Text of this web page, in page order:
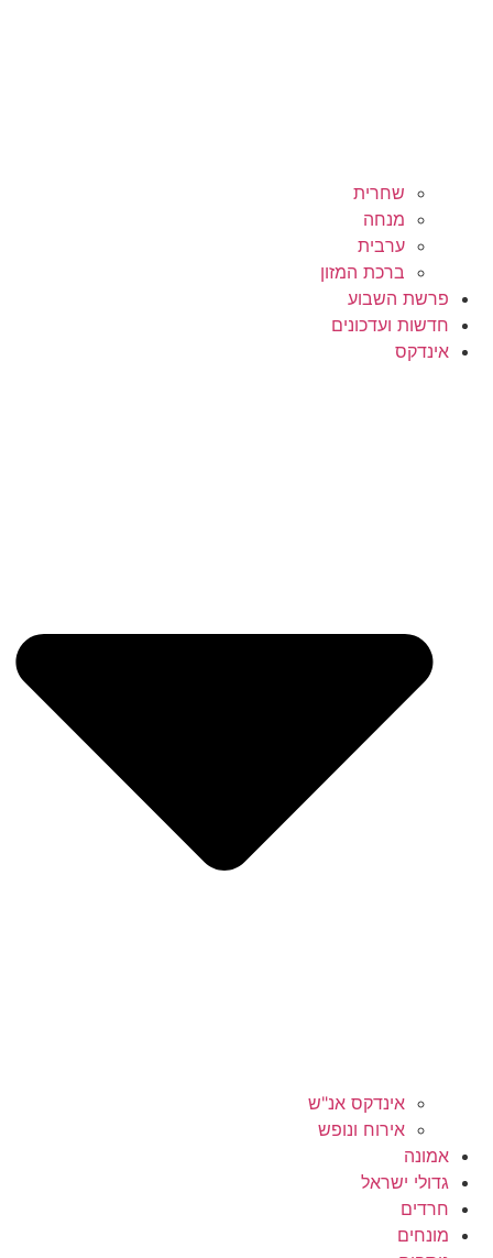
שחרית
מנחה
ערבית
ברכת המזון
פרשת השבוע
חדשות ועדכונים
אינדקס
אינדקס אנ"ש
אירוח ונופש
אמונה
גדולי ישראל
חרדים
מונחים